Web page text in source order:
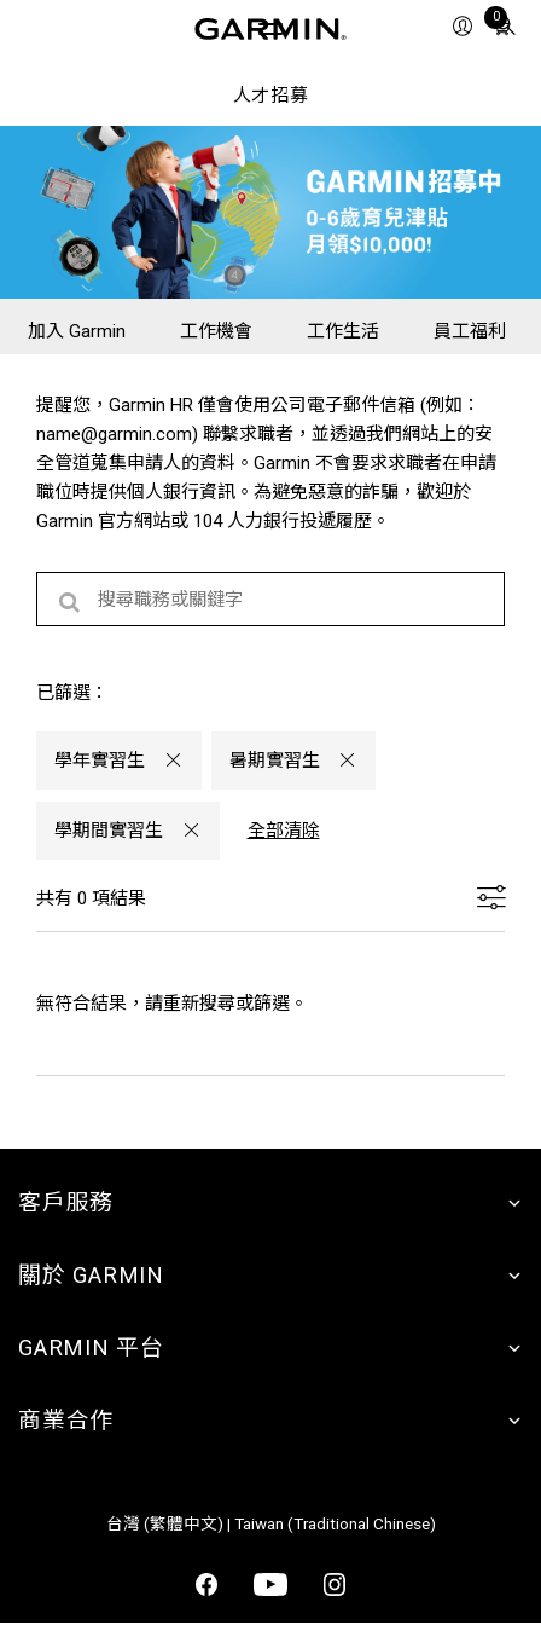
0
Total
人才招募
加入 Garmin 工作機會 工作生活 員工福利
提醒您，Garmin HR 僅會使用公司電子郵件信箱 (例如：
name@garmin.com) 聯繫求職者，並透過我們網站上的安
全管道蒐集申請人的資料。Garmin 不會要求求職者在申請
職位時提供個人銀行資訊。為避免惡意的詐騙，歡迎於
Garmin 官方網站或 104 人力銀行投遞履歷。
已篩選：
學年實習生 暑期實習生
學期間實習生 全部清除
共有 0 項結果
無符合結果，請重新搜尋或篩選。
客戶服務
關於 GARMIN
GARMIN 平台
商業合作
台灣 (繁體中文) | Taiwan (Traditional Chinese)